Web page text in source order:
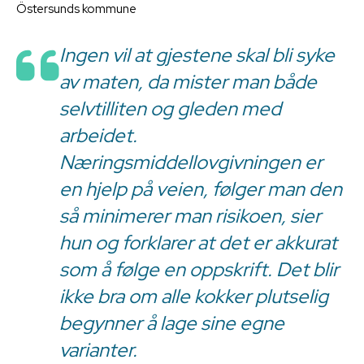
Östersunds kommune
Ingen vil at gjestene skal bli syke
av maten, da mister man både
selvtilliten og gleden med
arbeidet.
Næringsmiddellovgivningen er
en hjelp på veien, følger man den
så minimerer man risikoen, sier
hun og forklarer at det er akkurat
som å følge en oppskrift. Det blir
ikke bra om alle kokker plutselig
begynner å lage sine egne
varianter.